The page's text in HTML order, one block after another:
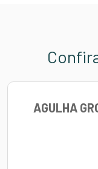
AGULHA